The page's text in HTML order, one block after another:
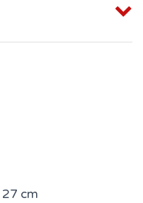
27 cm